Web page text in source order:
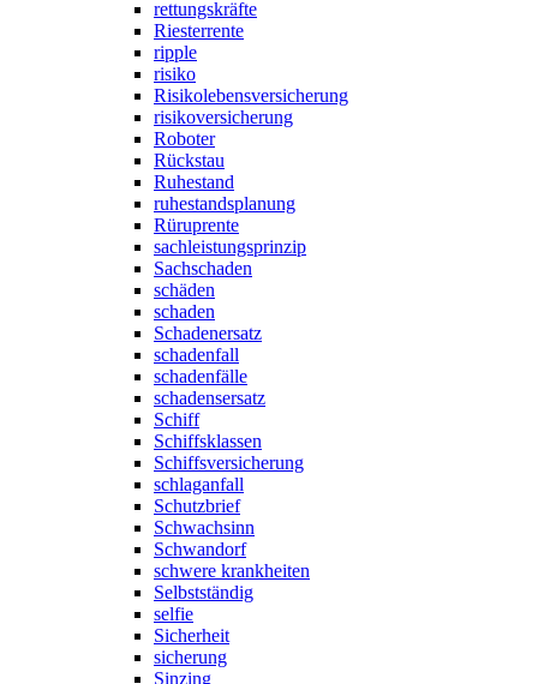
rettungskräfte
Riesterrente
ripple
risiko
Risikolebensversicherung
risikoversicherung
Roboter
Rückstau
Ruhestand
ruhestandsplanung
Rüruprente
sachleistungsprinzip
Sachschaden
schäden
schaden
Schadenersatz
schadenfall
schadenfälle
schadensersatz
Schiff
Schiffsklassen
Schiffsversicherung
schlaganfall
Schutzbrief
Schwachsinn
Schwandorf
schwere krankheiten
Selbstständig
selfie
Sicherheit
sicherung
Sinzing